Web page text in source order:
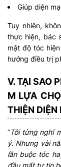
Giúp diện
Tuy nhiên,
thực hiện, bác
mật độ tóc
hướng điều trị
V. TẠI SAO
M LỰA
THIỆN DIỆN
“Tôi từng nghĩ
ý. Nhưng vài
lần buộc tóc